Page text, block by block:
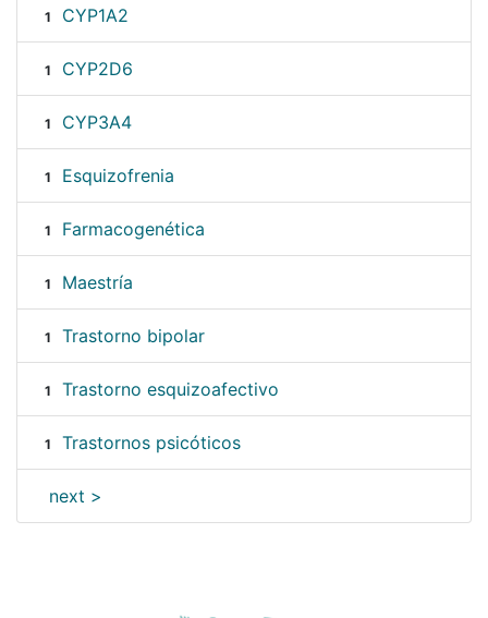
1 CYP1A2
1 CYP2D6
1 CYP3A4
1 Esquizofrenia
1 Farmacogenética
1 Maestría
1 Trastorno bipolar
1 Trastorno esquizoafectivo
1 Trastornos psicóticos
next >